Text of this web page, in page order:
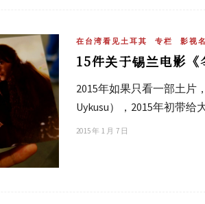
在台湾看见土耳其 专栏 影视
15件关于锡兰电影
2015年如果只看一部土片
Uykusu），2015年初带
2015 年 1 月 7 日